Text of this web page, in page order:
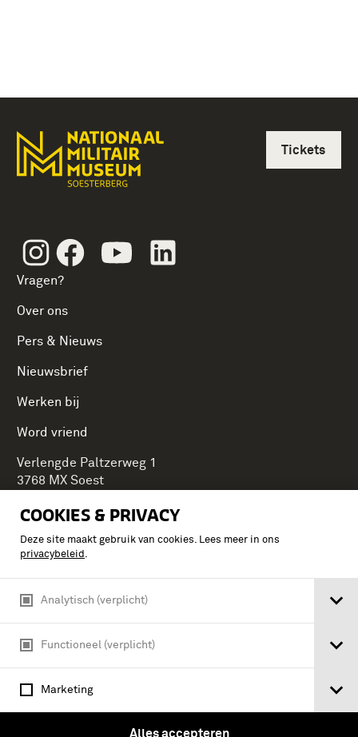
COOKIES & PRIVACY
Deze site maakt gebruik van cookies. Lees meer in ons
privacybeleid .
Analytisch (verplicht)
Functioneel (verplicht)
Marketing
Alles accepteren
InstagramFacebookYoutube
Vragen?
Over ons
Pers & Nieuws
Nieuwsbrief
Werken bij
Word vriend
Tickets
Verlengde Paltzerweg 1
3768 MX Soest
Onderdeel van Stichting Koninklijke Defensiemusea,